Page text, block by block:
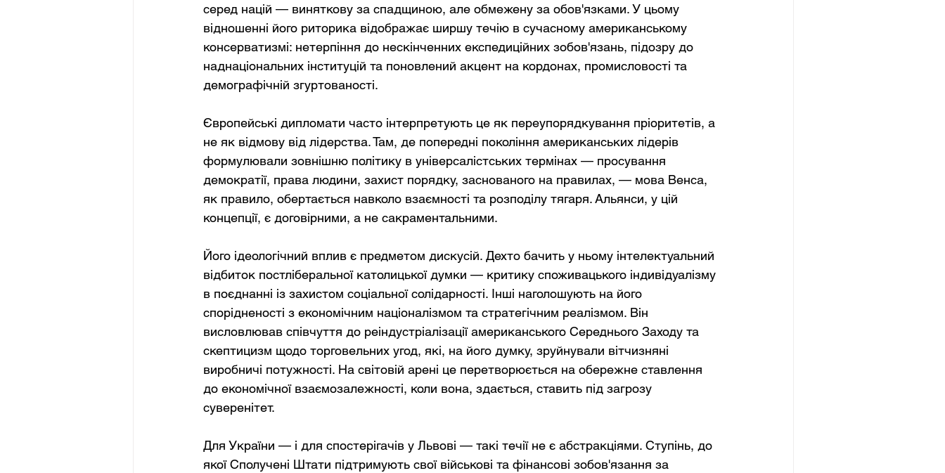
серед націй — виняткову за спадщиною, але обмежену за обов'язками. У цьому
відношенні його риторика відображає ширшу течію в сучасному американському
консерватизмі: нетерпіння до нескінченних експедиційних зобов'язань, підозру до
наднаціональних інституцій та поновлений акцент на кордонах, промисловості та
демографічній згуртованості.
Європейські дипломати часто інтерпретують це як переупорядкування пріоритетів, а
не як відмову від лідерства. Там, де попередні покоління американських лідерів
формулювали зовнішню політику в універсалістських термінах — просування
демократії, права людини, захист порядку, заснованого на правилах, — мова Венса,
як правило, обертається навколо взаємності та розподілу тягаря. Альянси, у цій
концепції, є договірними, а не сакраментальними.
Його ідеологічний вплив є предметом дискусій. Дехто бачить у ньому інтелектуальний
відбиток постліберальної католицької думки — критику споживацького індивідуалізму
в поєднанні із захистом соціальної солідарності. Інші наголошують на його
спорідненості з економічним націоналізмом та стратегічним реалізмом. Він
висловлював співчуття до реіндустріалізації американського Середнього Заходу та
скептицизм щодо торговельних угод, які, на його думку, зруйнували вітчизняні
виробничі потужності. На світовій арені це перетворюється на обережне ставлення
до економічної взаємозалежності, коли вона, здається, ставить під загрозу
суверенітет.
Для України — і для спостерігачів у Львові — такі течії не є абстракціями. Ступінь, до
якої Сполучені Штати підтримують свої військові та фінансові зобов'язання за